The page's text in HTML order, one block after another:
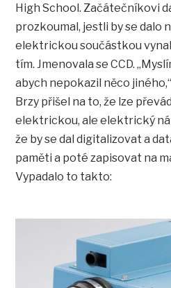
High School. Začátečníkovi
prozkoumal, jestli by se dalo
elektrickou součástkou
tím. Jmenovala se CCD.
abych nepokazil něco
Brzy přišel na to, že lze
elektrickou, ale elektrický
že by se dal digitalizovat a
paměti a poté zapisovat na
Vypadalo to takto: